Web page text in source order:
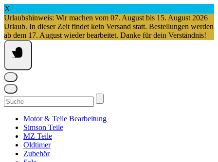
X
Urlaubshinweis: Wir machen vom 07. August bis 15. August 2026
Urlaub. In dieser Zeit findet kein Versand statt. Bestellungen werden
ab dem 17. August wieder bearbeitet. Danke für dein Verständnis!
Springe
zum
Inhalt
Suchen
nach:
Motor & Teile Bearbeitung
Simson Teile
MZ Teile
Oldtimer
Zubehör